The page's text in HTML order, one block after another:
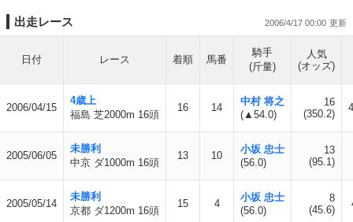
出走レース 2006/4/17 00:00
日付 レース 着順 馬番
騎手
(斤量)
人気
(オッズ)
2006/04/15
4歳上
福島 芝2000m 16頭
16 14
中村 将之
(▲54.0)
16
(350.2)
2005/06/05
未勝利
中京 ダ1000m 16頭
13 10
小坂 忠士
(56.0)
13
(95.1)
2005/05/14
未勝利
京都 ダ1200m 16頭
15 4
小坂 忠士
(56.0)
8
(45.6)